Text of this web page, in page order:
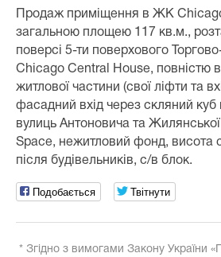
Продаж приміщення в ЖК
загальною площею 117 кв.м.,
поверсі 5-ти поверхового
Chicago Central House, повністю
житлової частини (свої ліфти та
фасадний вхід через скляний куб
вулиць Антоновича та
Space, нежитловий фонд, висота
після будівельників, с/в блок.
Подобається Твітнути
* Згідно з вимогами Закону України